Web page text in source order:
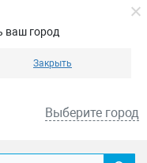
ваш город
Закрыть
Выберите город